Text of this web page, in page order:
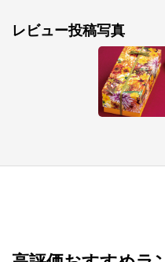
レビュー投稿写真
新潟